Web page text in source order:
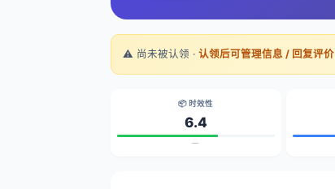
⚠️ 尚未被认领 · 认领后可管理信息 / 回复评价
📦 时效性
6.4
—